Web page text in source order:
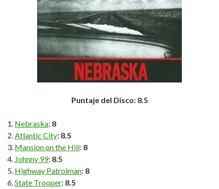
Puntaje del Disco: 8.5
Nebraska: 8
Atlantic City: 8.5
Mansion on the Hill: 8
Johnny 99: 8.5
Highway Patrolman: 8
State Trooper: 8.5